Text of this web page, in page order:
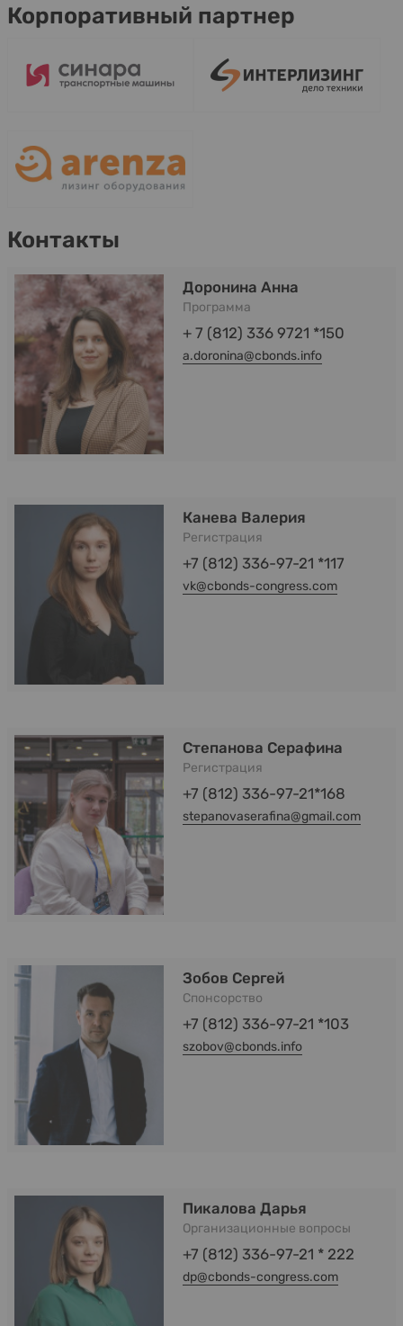
Корпоративный партнер
Контакты
Доронина Анна
Программа
+ 7 (812) 336 9721 *150
a.doronina@cbonds.info
Канева Валерия
Регистрация
+7 (812) 336-97-21 *117
vk@cbonds-congress.com
Степанова Серафина
Регистрация
+7 (812) 336-97-21*168
stepanovaserafina@gmail.com
Зобов Сергей
Спонсорство
+7 (812) 336-97-21 *103
szobov@cbonds.info
Пикалова Дарья
Организационные вопросы
+7 (812) 336-97-21 * 222
dp@cbonds-congress.com